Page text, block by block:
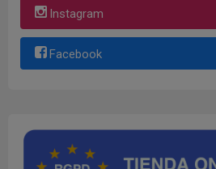
Instagram
Facebook